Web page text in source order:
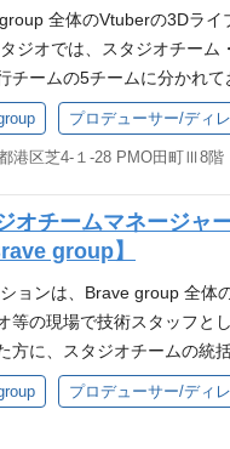
務標準化、オペレーション
冒険心を』・ミッション『
揮し、新しい事への挑戦を
責任を持ち、圧倒的スピー
リスペクトしチームで業務
に関連するオフラインのイ
ペレーションを行っていま
楽しい」を届けたい」ぶい
ます。 将来的には、イベ
。
用など、ご経験内容は商
ツールの使用経験 ・3DCG
キャプチャーを用いた案
日本の冒険心を』・ミッシ
意欲を発揮し、新しい事へ
・自身の仕事に責任を持ち
れる方 ・互いにリスペク
タジオ部は、当社グループ
3D LIVEにおけるモデル・
当ポジションの魅力 ・短
ャラクターが活躍するステ
えるか？」等、舞台上の演
ーダーや、より高いクオリ
ができる
全体のVtuberの3Dラ
ジオでは、スタジオチー
チームの5チームに分かれ
オ部門全体の運営戦略の立
画策定、PL管理、テック
のチームマネジメント経験
下記 いずれか のご経験・
の組織マネジメント経験
・業務効率化や組織最適
企業との折衝を行われた
像制作における品質管理な
味・関心 ❐求める人物像
挑戦を楽しめる方 ・試行
的スピードで実行できる方
プロデューサー/ディ
港区芝4-１-28 PMO田町Ⅲ8階
オチームマネージャ
group】
ョンは、Brave group 全体
等の現場で技術スタッフと
方に、スタジオチームの統
押ししながら、チーム全体
スタジオ運営に関わる業務
り ・技術メンバーの育成
プロデューサー/ディ